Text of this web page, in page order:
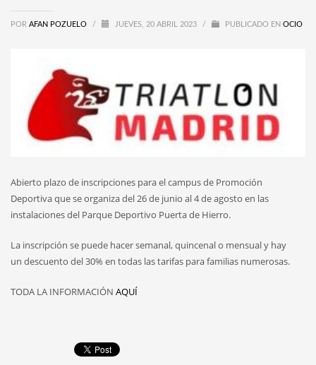
POR AFAN POZUELO / JUEVES, 20 ABRIL 2023 / PUBLICADO EN OCIO
Abierto plazo de inscripciones para el campus de Promoción
Deportiva que se organiza del 26 de junio al 4 de agosto en las
instalaciones del Parque Deportivo Puerta de Hierro.
La inscripción se puede hacer semanal, quincenal o mensual y hay
un descuento del 30% en todas las tarifas para familias numerosas.
TODA LA INFORMACIÓN AQUÍ